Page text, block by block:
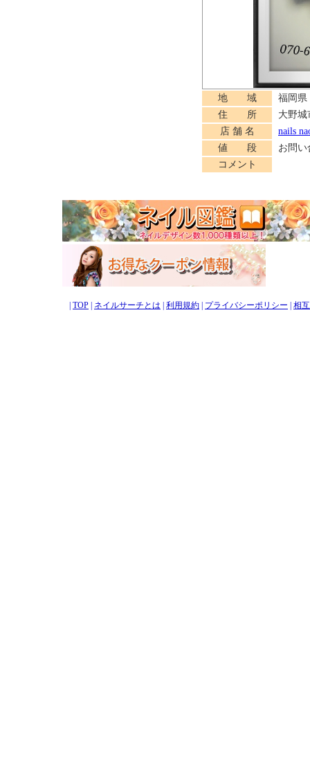
地 域
福岡県
住 所
大野城
店 舗 名
nails
値 段
お問い
コメント
TOP ネイルサーチとは 利用規約 プライバシーポリシー 相